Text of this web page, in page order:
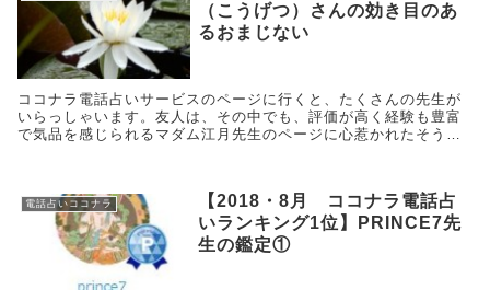
（こうげつ）さんの効き目のあ
るおまじない
ココナラ電話占いサービスのページに行くと、たくさんの先生が
いらっしゃいます。友人は、その中でも、評価が高く経験も豊富
で気品を感じられるマダム江月先生のページに心惹かれたそうで
電話占いココナラ
【2018・8月 ココナラ電話占
いランキング1位】PRINCE7先
生の鑑定①